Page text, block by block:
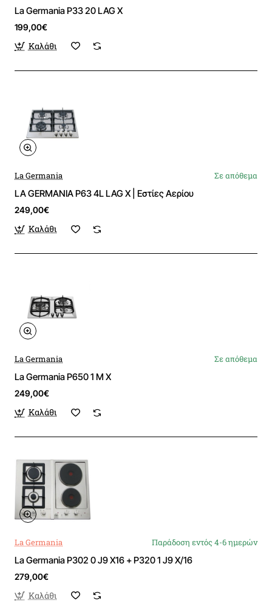
La Germania P33 20 LAG X
199,00€
Καλάθι
La Germania Σε απόθεμα
LA GERMANIA P63 4L LAG X | Εστίες Αερίου
249,00€
Καλάθι
La Germania Σε απόθεμα
La Germania P650 1 M X
249,00€
Καλάθι
La Germania Παράδοση εντός 4-6 ημερών
La Germania P302 0 J9 X16 + P320 1 J9 X/16
279,00€
Καλάθι